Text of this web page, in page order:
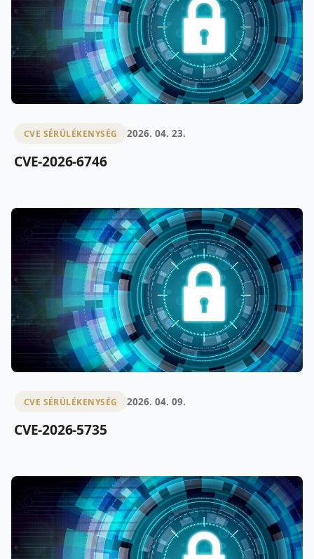
CVE SÉRÜLÉKENYSÉG 2026. 04. 23.
CVE-2026-6746
CVE SÉRÜLÉKENYSÉG 2026. 04. 09.
CVE-2026-5735